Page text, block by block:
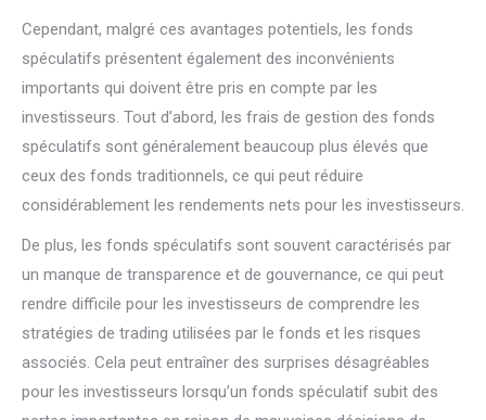
Cependant, malgré ces avantages potentiels, les fonds
spéculatifs présentent également des inconvénients
importants qui doivent être pris en compte par les
investisseurs. Tout d’abord, les frais de gestion des fonds
spéculatifs sont généralement beaucoup plus élevés que
ceux des fonds traditionnels, ce qui peut réduire
considérablement les rendements nets pour les investisseurs.
De plus, les fonds spéculatifs sont souvent caractérisés par
un manque de transparence et de gouvernance, ce qui peut
rendre difficile pour les investisseurs de comprendre les
stratégies de trading utilisées par le fonds et les risques
associés. Cela peut entraîner des surprises désagréables
pour les investisseurs lorsqu’un fonds spéculatif subit des